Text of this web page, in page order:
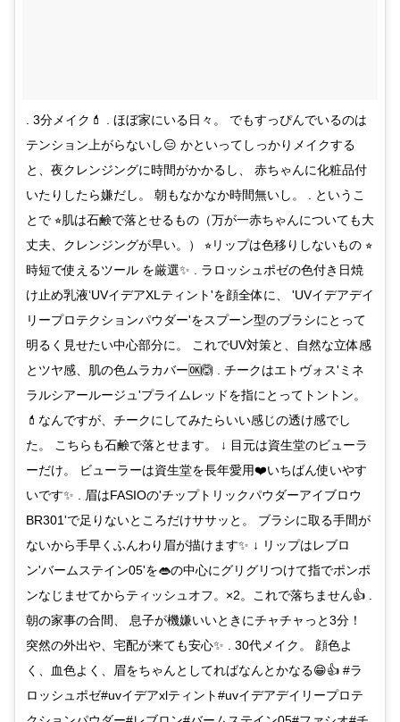
. 3分メイク💄 . ほぼ家にいる日々。 でもすっぴんでいるのは
テンション上がらないし😑 かといってしっかりメイクする
と、夜クレンジングに時間がかかるし、 赤ちゃんに化粧品付
いたりしたら嫌だし。 朝もなかなか時間無いし。 . というこ
とで ⭐︎肌は石鹸で落とせるもの（万が一赤ちゃんについても大
丈夫、クレンジングが早い。） ⭐︎リップは色移りしないもの ⭐︎
時短で使えるツール を厳選✨ . ラロッシュポゼの色付き日焼
け止め乳液‘UVイデアXLティント'を顔全体に、 'UVイデアデイ
リープロテクションパウダー'をスプーン型のブラシにとって
明るく見せたい中心部分に。 これでUV対策と、自然な立体感
とツヤ感、肌の色ムラカバー🆗🙆 . チークはエトヴォス'ミネ
ラルシアールージュ'プライムレッドを指にとってトントン。
💄なんですが、チークにしてみたらいい感じの透け感でし
た。 こちらも石鹸で落とせます。 ↓ 目元は資生堂のビューラ
ーだけ。 ビューラーは資生堂を長年愛用❤️いちばん使いやす
いです✨ . 眉はFASIOの'チップトリックパウダーアイブロウ
BR301'で足りないところだけササッと。 ブラシに取る手間が
ないから手早くふんわり眉が描けます✨ ↓ リップはレブロ
ン'バームステイン05'を👄の中心にグリグリつけて指でポンポ
ンなじませてからティッシュオフ。×2。これで落ちません👍 .
朝の家事の合間、 息子が機嫌いいときにチャチャっと3分！
突然の外出や、宅配が来ても安心✨ . 30代メイク。 顔色よ
く、血色よく、眉をちゃんとしてればなんとかなる😁👍 #ラ
ロッシュポゼ#uvイデアxlティント#uvイデアデイリープロテ